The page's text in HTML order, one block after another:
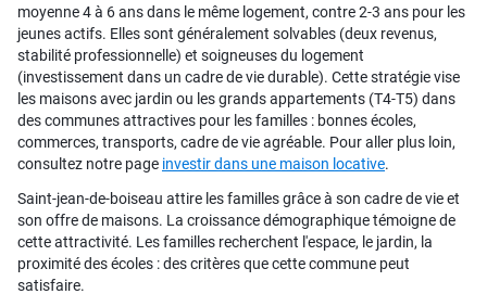
moyenne 4 à 6 ans dans le même logement, contre 2-3 ans pour les
jeunes actifs. Elles sont généralement solvables (deux revenus,
stabilité professionnelle) et soigneuses du logement
(investissement dans un cadre de vie durable). Cette stratégie vise
les maisons avec jardin ou les grands appartements (T4-T5) dans
des communes attractives pour les familles : bonnes écoles,
commerces, transports, cadre de vie agréable. Pour aller plus loin,
consultez notre page investir dans une maison locative.
Saint-jean-de-boiseau attire les familles grâce à son cadre de vie et
son offre de maisons. La croissance démographique témoigne de
cette attractivité. Les familles recherchent l'espace, le jardin, la
proximité des écoles : des critères que cette commune peut
satisfaire.